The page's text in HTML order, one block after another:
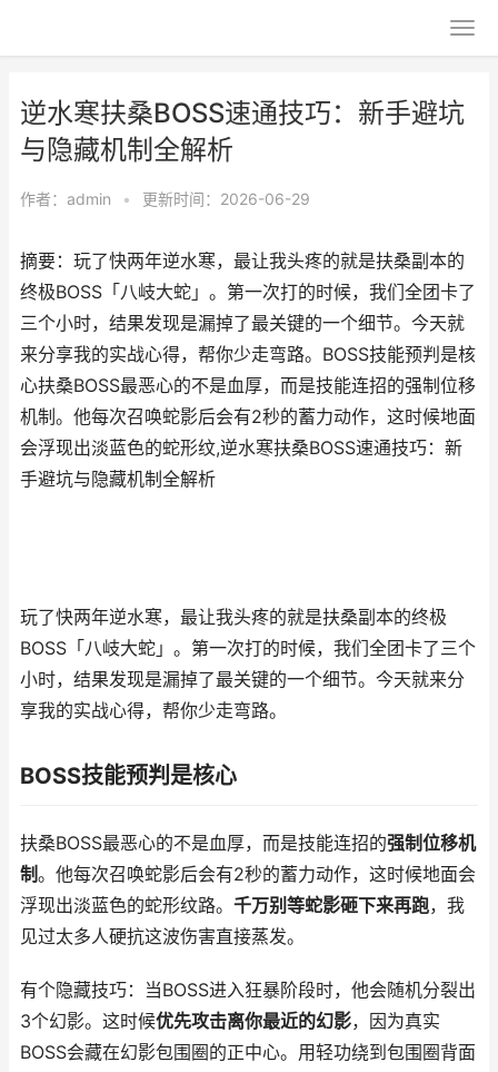
逆水寒扶桑BOSS速通技巧：新手避坑
与隐藏机制全解析
作者： admin • 更新时间：2026-06-29
摘要：玩了快两年逆水寒，最让我头疼的就是扶桑副本的
终极BOSS「八岐大蛇」。第一次打的时候，我们全团卡了
三个小时，结果发现是漏掉了最关键的一个细节。今天就
来分享我的实战心得，帮你少走弯路。BOSS技能预判是核
心扶桑BOSS最恶心的不是血厚，而是技能连招的强制位移
机制。他每次召唤蛇影后会有2秒的蓄力动作，这时候地面
会浮现出淡蓝色的蛇形纹,逆水寒扶桑BOSS速通技巧：新
手避坑与隐藏机制全解析
玩了快两年逆水寒，最让我头疼的就是扶桑副本的终极
BOSS「八岐大蛇」。第一次打的时候，我们全团卡了三个
小时，结果发现是漏掉了最关键的一个细节。今天就来分
享我的实战心得，帮你少走弯路。
BOSS技能预判是核心
扶桑BOSS最恶心的不是血厚，而是技能连招的强制位移机
制。他每次召唤蛇影后会有2秒的蓄力动作，这时候地面会
浮现出淡蓝色的蛇形纹路。 千万别等蛇影砸下来再跑，我
见过太多人硬抗这波伤害直接蒸发。
有个隐藏技巧：当BOSS进入狂暴阶段时，他会随机分裂出
3个幻影。这时候优先攻击离你最近的幻影，因为真实
BOSS会藏在幻影包围圈的正中心。用轻功绕到包围圈背面